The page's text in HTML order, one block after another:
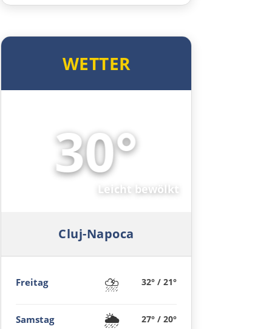
Kavala
Thessaloniki
Meteora-Klöster
Karditsa
WETTER
30°
Leicht bewölkt
Cluj-Napoca
Freitag ⛈️ 32° / 21°
Samstag 🌦️ 27° / 20°